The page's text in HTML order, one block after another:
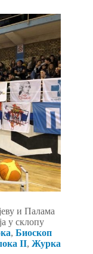
и Палама
у склопу
, Биоскоп
II, Журка